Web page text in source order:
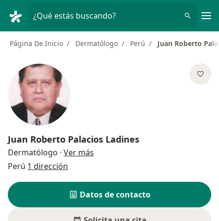
¿Qué estás buscando?
Página De Inicio Dermatólogo Perú Juan Roberto
Juan Roberto Palacios Ladines
Dermatólogo · Ver más
Perú 1 dirección
Datos de contacto